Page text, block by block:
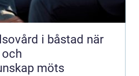
i båstad när
möts